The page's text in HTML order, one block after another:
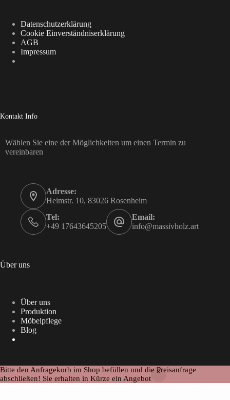
Bitte den Anfragekorb im Shop befüllen und die Preisanfrage
abschließen! Sie erhalten in Kürze ein Angebot
Datenschutzerklärung
Cookie Einverständniserklärung
AGB
Impressum
Kontakt Info
Wählen Sie eine der Möglichkeiten um einen Termin zu
vereinbaren
Adresse:
Heimstr. 10, 83026 Rosenheim
Tel:
+49 17643645205
Email:
info@massivholz.art
Über uns
Über uns
Produktion
Möbelpflege
Blog
Copyright ©Massivholz